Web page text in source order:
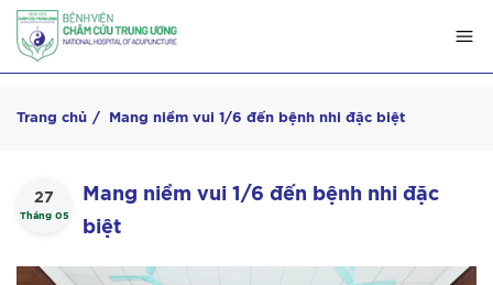
Trang chủ Mang niềm vui 1/6 đến bệnh nhi đặc biệt
27
Tháng 05
Mang niềm vui 1/6 đến bệnh nhi đặc
biệt